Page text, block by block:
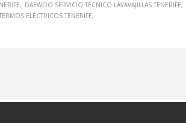
DAEWOO SERVICIO TÉCNICO LAVAVAJILLAS TENERIFE
ELÉCTRICOS TENERIFE